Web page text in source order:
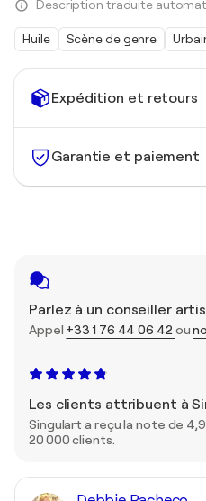
Expédition et retours
Garantie et paiement
Parlez à un conseiller
Appel +33 1 76 44 06 42ou
Les clients attribuent à
Singulart a reçu la note de
20 000 clients.
Description traduite
Huile Scène de genre